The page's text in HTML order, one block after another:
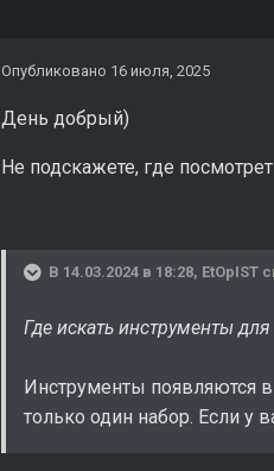
Опубликовано 16 июля, 2025
День добрый)
Не подскажете, где
В 14.03.2024 в 18:28, EtOpIST
Где искать инструменты для
Инструменты появляются
только один набор. Если